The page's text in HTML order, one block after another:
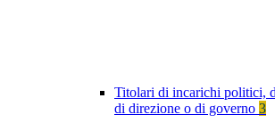
Titolari di incarichi politici,
di direzione o di governo 3